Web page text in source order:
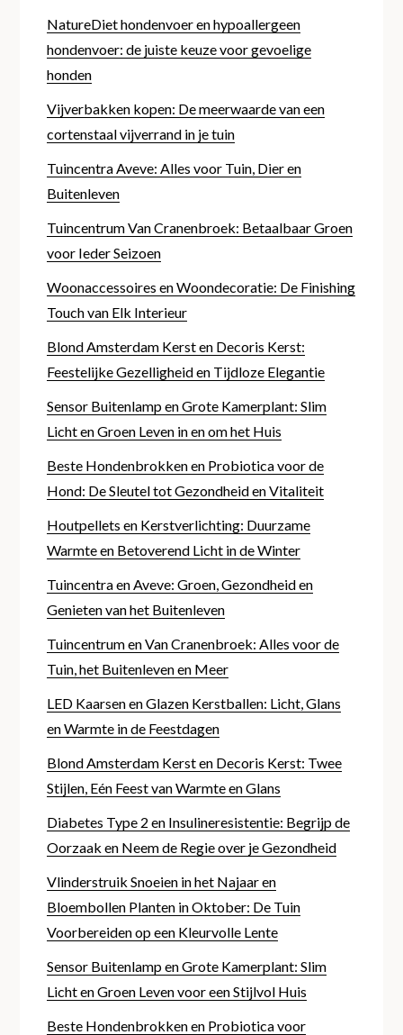
NatureDiet hondenvoer en hypoallergeen
hondenvoer: de juiste keuze voor gevoelige
honden
Vijverbakken kopen: De meerwaarde van een
cortenstaal vijverrand in je tuin
Tuincentra Aveve: Alles voor Tuin, Dier en
Buitenleven
Tuincentrum Van Cranenbroek: Betaalbaar Groen
voor Ieder Seizoen
Woonaccessoires en Woondecoratie: De Finishing
Touch van Elk Interieur
Blond Amsterdam Kerst en Decoris Kerst:
Feestelijke Gezelligheid en Tijdloze Elegantie
Sensor Buitenlamp en Grote Kamerplant: Slim
Licht en Groen Leven in en om het Huis
Beste Hondenbrokken en Probiotica voor de
Hond: De Sleutel tot Gezondheid en Vitaliteit
Houtpellets en Kerstverlichting: Duurzame
Warmte en Betoverend Licht in de Winter
Tuincentra en Aveve: Groen, Gezondheid en
Genieten van het Buitenleven
Tuincentrum en Van Cranenbroek: Alles voor de
Tuin, het Buitenleven en Meer
LED Kaarsen en Glazen Kerstballen: Licht, Glans
en Warmte in de Feestdagen
Blond Amsterdam Kerst en Decoris Kerst: Twee
Stijlen, Eén Feest van Warmte en Glans
Diabetes Type 2 en Insulineresistentie: Begrijp de
Oorzaak en Neem de Regie over je Gezondheid
Vlinderstruik Snoeien in het Najaar en
Bloembollen Planten in Oktober: De Tuin
Voorbereiden op een Kleurvolle Lente
Sensor Buitenlamp en Grote Kamerplant: Slim
Licht en Groen Leven voor een Stijlvol Huis
Beste Hondenbrokken en Probiotica voor